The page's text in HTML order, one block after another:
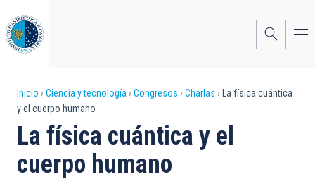
al
contenido
principal
Sobrescribir
enlaces
de
ayuda
Inicio Ciencia y tecnología Congresos Charlas
La física cuántica
y el cuerpo humano
La física cuántica y el
cuerpo humano